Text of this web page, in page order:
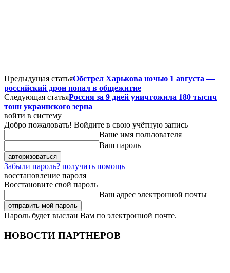
Предыдущая статьяОбстрел Харькова ночью 1 августа —
российский дрон попал в общежитие
Следующая статьяРоссия за 9 дней уничтожила 180 тысяч
тонн украинского зерна
войти в систему
Добро пожаловать! Войдите в свою учётную запись
Ваше имя пользователя
Ваш пароль
Забыли пароль? получить помощь
восстановление пароля
Восстановите свой пароль
Ваш адрес электронной почты
Пароль будет выслан Вам по электронной почте.
НОВОСТИ ПАРТНЕРОВ